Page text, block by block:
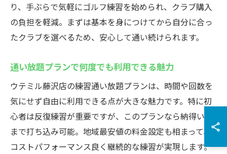
り、手ぶらで気軽にゴルフ練習を始められ、クラブ購入
の負担を軽減。まずは基本を身につけてから自分に合っ
たクラブを選べるため、安心して通い続けられます。
通い放題プランで何度でも利用できる魅力
ウテミル藤沢店の練習通い放題プランは、時間や回数を
気にせず自由に利用できる点が大きな魅力です。特に初
心者は反復練習が重要ですが、このプランなら納得いく
まで打ち込み可能。地域最安値の料金設定も相まって、
コストパフォーマンス良く継続的な練習が実現します。